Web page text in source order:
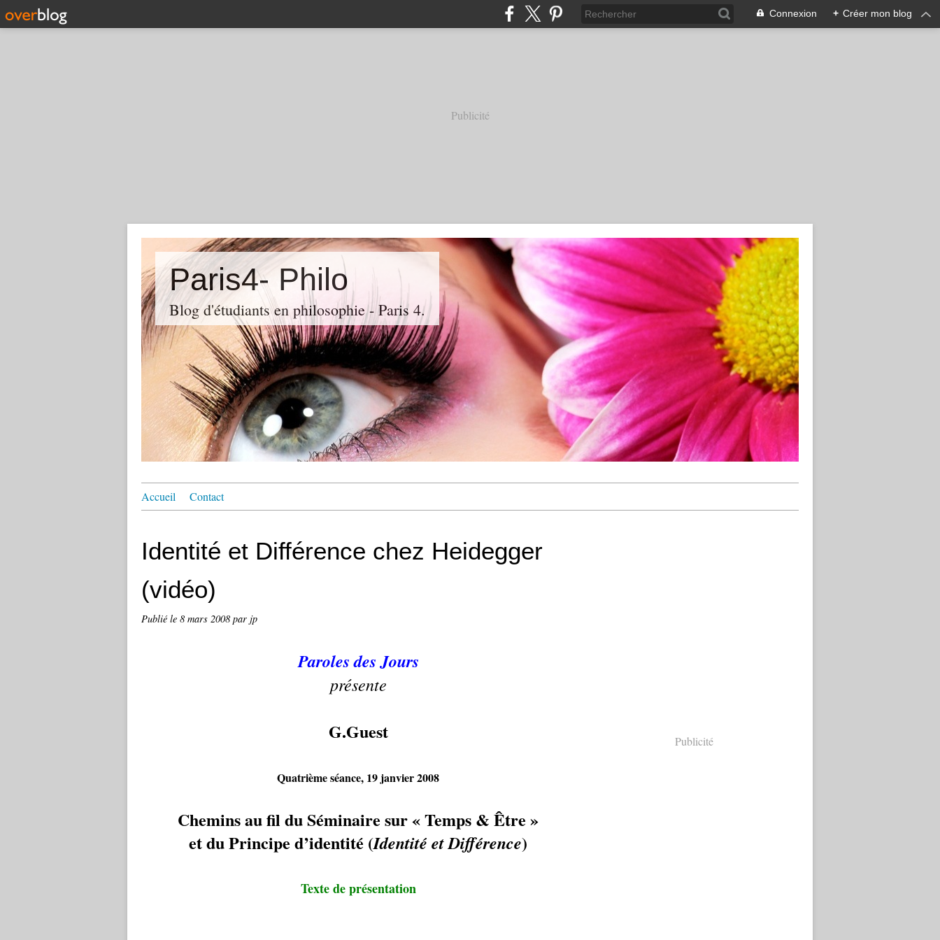
Connexion + Créer mon blog
Publicité
Paris4- Philo
Blog d'étudiants en philosophie - Paris 4.
Accueil Contact
Identité et Différence chez Heidegger
(vidéo)
Publié le 8 mars 2008 par jp
Paroles des Jours
présente
G.Guest
Quatrième séance, 19 janvier 2008
Chemins au fil du Séminaire sur « Temps & Être »
et du Principe d’identité (Identité et Différence)
Texte de présentation
Publicité